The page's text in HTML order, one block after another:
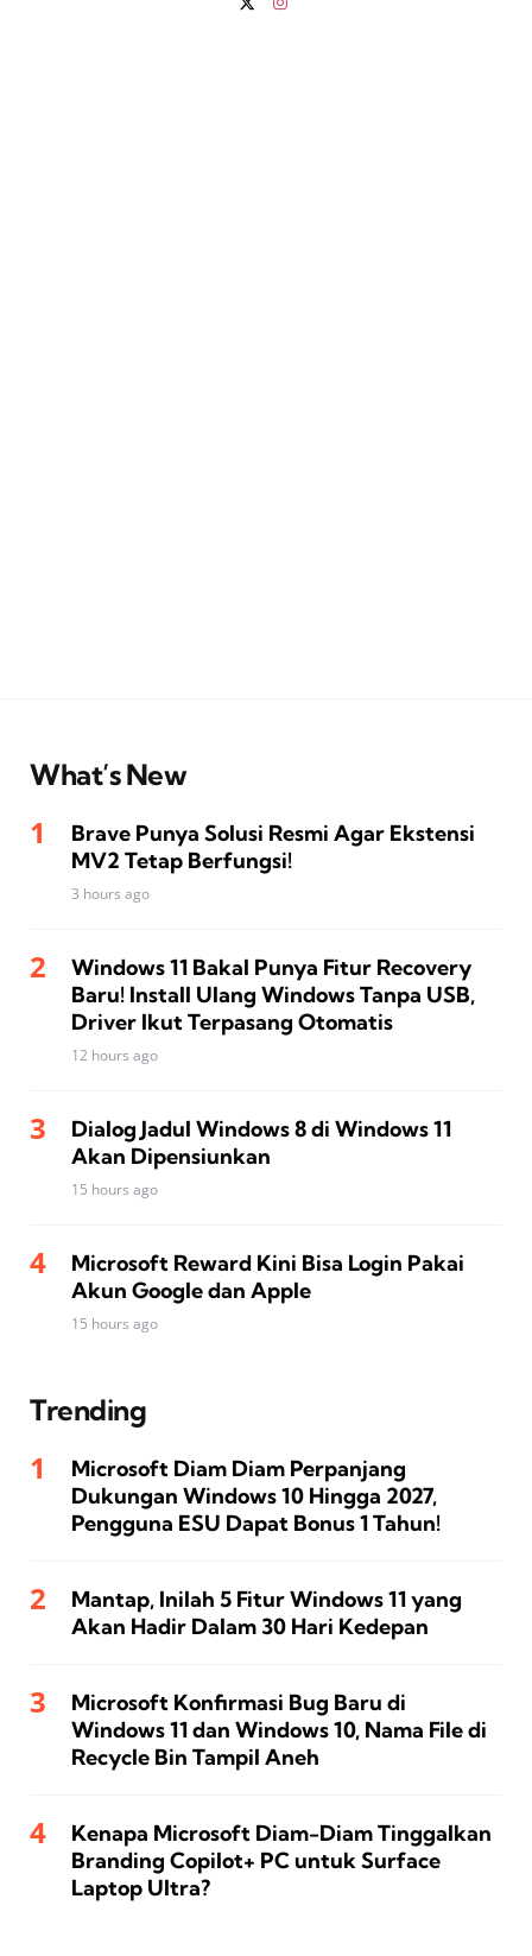
What’s New
Brave Punya Solusi Resmi Agar Ekstensi
MV2 Tetap Berfungsi!
3 hours ago
Windows 11 Bakal Punya Fitur Recovery
Baru! Install Ulang Windows Tanpa USB,
Driver Ikut Terpasang Otomatis
12 hours ago
Dialog Jadul Windows 8 di Windows 11
Akan Dipensiunkan
15 hours ago
Microsoft Reward Kini Bisa Login Pakai
Akun Google dan Apple
15 hours ago
Trending
Microsoft Diam Diam Perpanjang
Dukungan Windows 10 Hingga 2027,
Pengguna ESU Dapat Bonus 1 Tahun!
Mantap, Inilah 5 Fitur Windows 11 yang
Akan Hadir Dalam 30 Hari Kedepan
Microsoft Konfirmasi Bug Baru di
Windows 11 dan Windows 10, Nama File di
Recycle Bin Tampil Aneh
Kenapa Microsoft Diam-Diam Tinggalkan
Branding Copilot+ PC untuk Surface
Laptop Ultra?